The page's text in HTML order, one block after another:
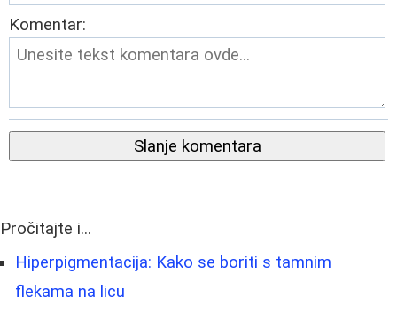
Komentar:
Slanje komentara
Pročitajte i...
Hiperpigmentacija: Kako se boriti s tamnim
flekama na licu